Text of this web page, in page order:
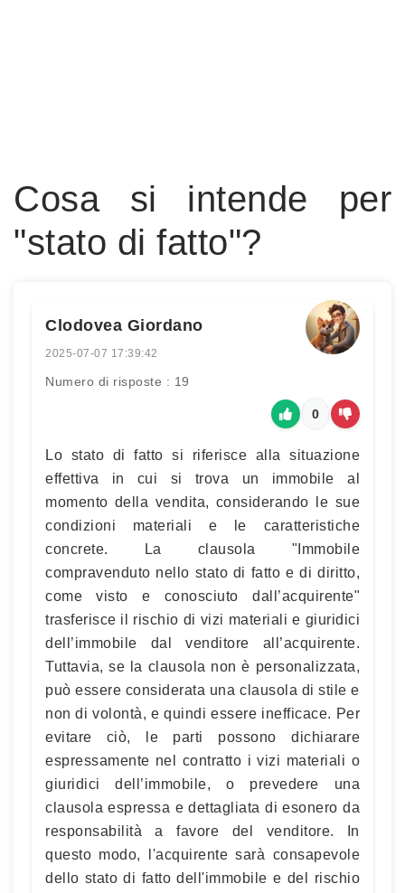
Cosa si intende per
"stato di fatto"?
Clodovea Giordano
2025-07-07 17:39:42
Numero di risposte : 19
0
Lo stato di fatto si riferisce alla situazione
effettiva in cui si trova un immobile al
momento della vendita, considerando le sue
condizioni materiali e le caratteristiche
concrete. La clausola "Immobile
compravenduto nello stato di fatto e di diritto,
come visto e conosciuto dall’acquirente"
trasferisce il rischio di vizi materiali e giuridici
dell’immobile dal venditore all’acquirente.
Tuttavia, se la clausola non è personalizzata,
può essere considerata una clausola di stile e
non di volontà, e quindi essere inefficace. Per
evitare ciò, le parti possono dichiarare
espressamente nel contratto i vizi materiali o
giuridici dell’immobile, o prevedere una
clausola espressa e dettagliata di esonero da
responsabilità a favore del venditore. In
questo modo, l'acquirente sarà consapevole
dello stato di fatto dell'immobile e del rischio